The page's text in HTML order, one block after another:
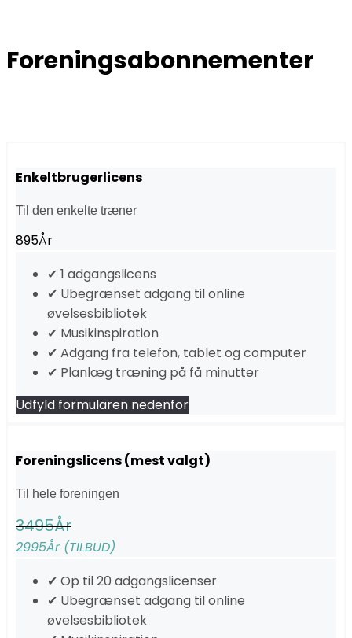
Foreningsabonnementer
Enkeltbrugerlicens
Til den enkelte træner
895År
✔ 1 adgangslicens
✔ Ubegrænset adgang til online
øvelsesbibliotek
✔ Musikinspiration
✔ Adgang fra telefon, tablet og computer
✔ Planlæg træning på få minutter
Udfyld formularen nedenfor
Foreningslicens (mest valgt)
Til hele foreningen
3495År
2995År (TILBUD)
✔ Op til 20 adgangslicenser
✔ Ubegrænset adgang til online
øvelsesbibliotek